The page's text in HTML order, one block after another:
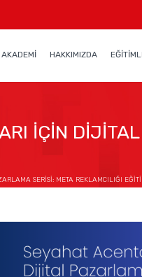
HAKKIMIZDA
İÇİN
SERİSİ: META REKLAMCILIĞI